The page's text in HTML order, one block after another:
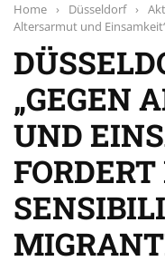
Home › Düsseldorf ›
Altersarmut und
„GEGEN
UND